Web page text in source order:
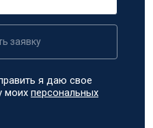
заявку
я даю свое
моихперсональных